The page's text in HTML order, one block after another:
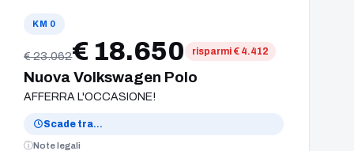
KM 0
€ 23.062€ 18.650 risparmi € 4.412
Nuova Volkswagen Polo
AFFERRA L'OCCASIONE!
Scade tra…
Note legali